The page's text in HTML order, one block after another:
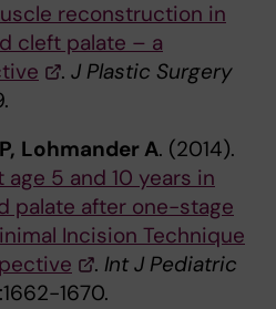
reconstruction in
cleft palate – a
. J Plastic Surgery
Lohmander A. (2014).
5 and 10 years in
palate after one-stage
Incision Technique
. Int J Pediatric
1670.